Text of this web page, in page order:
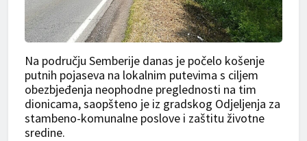
Na području Semberije danas je počelo košenje
putnih pojaseva na lokalnim putevima s ciljem
obezbjeđenja neophodne preglednosti na tim
dionicama, saopšteno je iz gradskog Odjeljenja za
stambeno-komunalne poslove i zaštitu životne
sredine.